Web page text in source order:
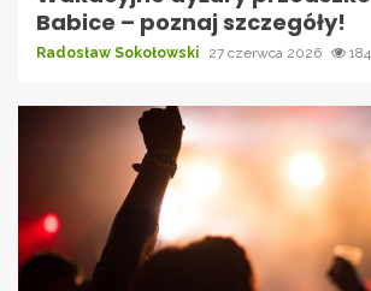
Babice – poznaj szczegóły!
Radosław Sokołowski 27 czerwca 2026 184